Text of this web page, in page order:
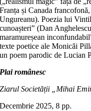
Franța și Canada
Ungureanu). Poezia lui
cunoașteri” (Dan
maramureșean
texte poetice ale Monicăi
un poem parodic de Lucian
Plai românesc
Ziarul Societății „Mihai
Decembrie 2025, 8 pp.